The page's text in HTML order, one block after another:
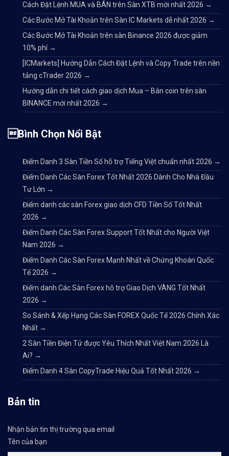
Cách Đặt Lệnh MUA và BÁN trên Sàn XTB mới nhất 2026 →
Các Bước Mở Tài Khoản trên Sàn IC Markets dễ nhất 2026 →
Các Bước Mở Tài Khoản trên sàn Binance 2026 được giảm
10% phí →
[ICMarkets] Hướng Dẫn Cách Đặt Lệnh và Copy Trade trên nền
tảng cTrader 2026 →
Hướng dẫn chi tiết cách giao dịch Mua – Bán coin trên sàn
BINANCE mới nhất 2026 →
Bình Chọn Nổi Bật
Điểm Danh 3 Sàn Tiền Số hỗ trợ Tiếng Việt chuẩn nhất 2026 →
Điểm Danh Các Sàn Forex Tốt Nhất 2026 Dành Cho Nhà Đầu
Tư Lớn →
Điểm danh các sàn Forex giao dịch CFD Tiền Số Tốt Nhất
2026 →
Điểm Danh Các Sàn Forex Support Tốt Nhất cho Người Việt
Nam 2026 →
Điểm Danh Các Sàn Forex Mạnh Nhất về Chứng Khoán Quốc
Tế 2026 →
Điểm danh Các Sàn Forex hỗ trợ Giao Dịch VÀNG Tốt Nhất
2026 →
So Sánh & Xếp Hạng Các Sàn FOREX Quốc Tế 2026 Chính Xác
Nhất →
2 Sàn Tiền Điện Tử được Yêu Thích Nhất Việt Nam 2026 Là
Ai? →
Điểm Danh 4 Sàn CopyTrade Hiệu Quả Tốt Nhất 2026 →
Bản tin
Nhận bản tin thị trường qua email
Tên của bạn